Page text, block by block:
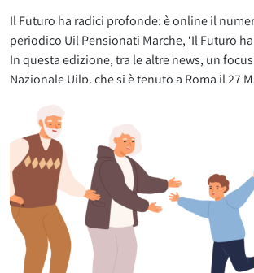
Il Futuro ha radici profonde: è online il
periodico Uil Pensionati Marche, ‘Il Futuro
In questa edizione, tra le altre news, un
Nazionale Uilp, che si è tenuto a Roma il 27
la Segretaria